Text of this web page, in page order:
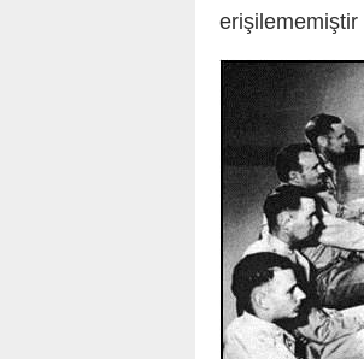
erişilememiştir